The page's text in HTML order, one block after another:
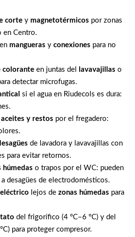
corte y magnetotérmicos por zonas
en Centro.
mangueras y conexiones para no
colorante en juntas del lavavajillas o
detectar microfugas.
si el agua en Riudecols es dura:
aceites y restos por el fregadero:
de lavadora y lavavajillas con
para evitar retornos.
o trapos por el WC: pueden
desagües de electrodomésticos.
lejos de zonas húmedas para
del frigorífico (4 °C–6 °C) y del
para proteger compresor.